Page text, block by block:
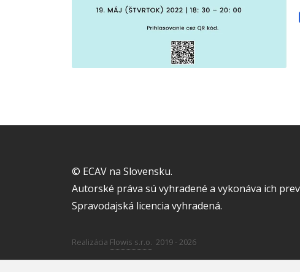
© ECAV na Slovensku.
Autorské práva sú vyhradené a vykonáva ich
Spravodajská licencia vyhradená.
Realizácia Flowis s.r.o. 2019 - 2026